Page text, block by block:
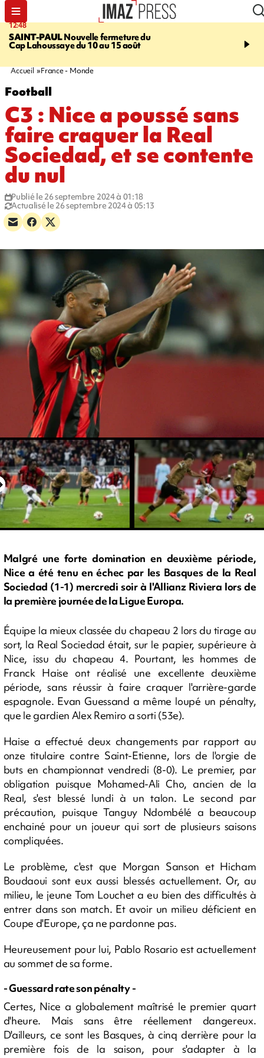
12:48
SAINT-PAULNouvelle fermeture du
Cap Lahoussaye du 10 au 15 août
14:23
massif de migrants, la
Accueil France - Monde
Football
C3 : Nice a poussé sans
faire craquer la Real
Sociedad, et se contente
du nul
Publié le 26 septembre 2024 à 01:18
Actualisé le 26 septembre 2024 à 05:13
Malgré une forte domination en deuxième période,
Nice a été tenu en échec par les Basques de la Real
Sociedad (1-1) mercredi soir à l'Allianz Riviera lors de
la première journée de la Ligue Europa.
Équipe la mieux classée du chapeau 2 lors du tirage au
sort, la Real Sociedad était, sur le papier, supérieure à
Nice, issu du chapeau 4. Pourtant, les hommes de
Franck Haise ont réalisé une excellente deuxième
période, sans réussir à faire craquer l'arrière-garde
espagnole. Evan Guessand a même loupé un pénalty,
que le gardien Alex Remiro a sorti (53e).
Haise a effectué deux changements par rapport au
onze titulaire contre Saint-Etienne, lors de l'orgie de
buts en championnat vendredi (8-0). Le premier, par
obligation puisque Mohamed-Ali Cho, ancien de la
Real, s'est blessé lundi à un talon. Le second par
précaution, puisque Tanguy Ndombélé a beaucoup
enchainé pour un joueur qui sort de plusieurs saisons
compliquées.
Le problème, c'est que Morgan Sanson et Hicham
Boudaoui sont eux aussi blessés actuellement. Or, au
milieu, le jeune Tom Louchet a eu bien des difficultés à
entrer dans son match. Et avoir un milieu déficient en
Coupe d'Europe, ça ne pardonne pas.
Heureusement pour lui, Pablo Rosario est actuellement
au sommet de sa forme.
- Guessard rate son pénalty -
Certes, Nice a globalement maîtrisé le premier quart
d'heure. Mais sans être réellement dangereux.
D'ailleurs, ce sont les Basques, à cinq derrière pour la
première fois de la saison, pour s'adapter à la